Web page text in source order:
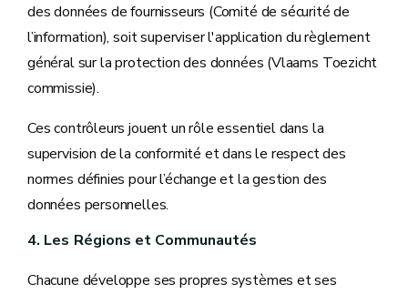
des données de fournisseurs (Comité de sécurité de
l’information), soit superviser l'application du règlement
général sur la protection des données (Vlaams Toezicht
commissie).
Ces contrôleurs jouent un rôle essentiel dans la
supervision de la conformité et dans le respect des
normes définies pour l’échange et la gestion des
données personnelles.
4. Les Régions et Communautés
Chacune développe ses propres systèmes et ses